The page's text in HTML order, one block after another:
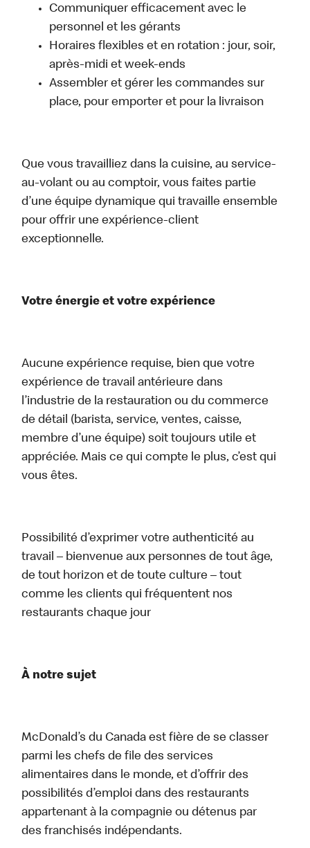
Communiquer efficacement avec le
personnel et les gérants
Horaires flexibles et en rotation : jour, soir,
après-midi et week-ends
Assembler et gérer les commandes sur
place, pour emporter et pour la livraison
Que vous travailliez dans la cuisine, au service-
au-volant ou au comptoir, vous faites partie
d’une équipe dynamique qui travaille ensemble
pour offrir une expérience-client
exceptionnelle.
Votre énergie et votre expérience
Aucune expérience requise, bien que votre
expérience de travail antérieure dans
l’industrie de la restauration ou du commerce
de détail (barista, service, ventes, caisse,
membre d’une équipe) soit toujours utile et
appréciée. Mais ce qui compte le plus, c’est qui
vous êtes.
Possibilité d’exprimer votre authenticité au
travail – bienvenue aux personnes de tout âge,
de tout horizon et de toute culture – tout
comme les clients qui fréquentent nos
restaurants chaque jour
À notre sujet
McDonald’s du Canada est fière de se classer
parmi les chefs de file des services
alimentaires dans le monde, et d’offrir des
possibilités d’emploi dans des restaurants
appartenant à la compagnie ou détenus par
des franchisés indépendants.